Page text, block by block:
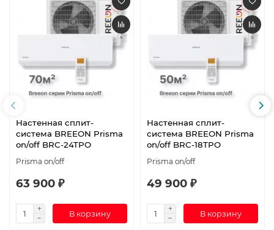
Настенная сплит-
система BREEON Prisma
on/off BRC-24TPO
Prisma on/off
63 900 ₽
В корзину
Настенная сплит-
система BREEON Prisma
on/off BRC-18TPO
Prisma on/off
49 900 ₽
В корзину